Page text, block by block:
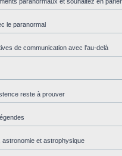
le paranormal
de communication avec l'au-delà
reste à prouver
astronomie et astrophysique